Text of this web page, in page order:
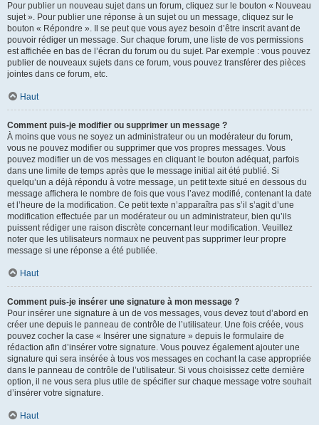
Pour publier un nouveau sujet dans un forum, cliquez sur le bouton « Nouveau
sujet ». Pour publier une réponse à un sujet ou un message, cliquez sur le
bouton « Répondre ». Il se peut que vous ayez besoin d’être inscrit avant de
pouvoir rédiger un message. Sur chaque forum, une liste de vos permissions
est affichée en bas de l’écran du forum ou du sujet. Par exemple : vous pouvez
publier de nouveaux sujets dans ce forum, vous pouvez transférer des pièces
jointes dans ce forum, etc.
Haut
Comment puis-je modifier ou supprimer un message ?
À moins que vous ne soyez un administrateur ou un modérateur du forum,
vous ne pouvez modifier ou supprimer que vos propres messages. Vous
pouvez modifier un de vos messages en cliquant le bouton adéquat, parfois
dans une limite de temps après que le message initial ait été publié. Si
quelqu’un a déjà répondu à votre message, un petit texte situé en dessous du
message affichera le nombre de fois que vous l’avez modifié, contenant la date
et l’heure de la modification. Ce petit texte n’apparaîtra pas s’il s’agit d’une
modification effectuée par un modérateur ou un administrateur, bien qu’ils
puissent rédiger une raison discrète concernant leur modification. Veuillez
noter que les utilisateurs normaux ne peuvent pas supprimer leur propre
message si une réponse a été publiée.
Haut
Comment puis-je insérer une signature à mon message ?
Pour insérer une signature à un de vos messages, vous devez tout d’abord en
créer une depuis le panneau de contrôle de l’utilisateur. Une fois créée, vous
pouvez cocher la case « Insérer une signature » depuis le formulaire de
rédaction afin d’insérer votre signature. Vous pouvez également ajouter une
signature qui sera insérée à tous vos messages en cochant la case appropriée
dans le panneau de contrôle de l’utilisateur. Si vous choisissez cette dernière
option, il ne vous sera plus utile de spécifier sur chaque message votre souhait
d’insérer votre signature.
Haut